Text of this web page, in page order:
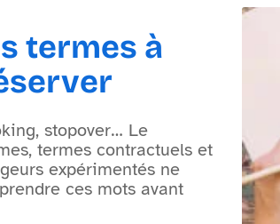
termes à
stopover… Le
termes contractuels et
expérimentés ne
ces mots avant